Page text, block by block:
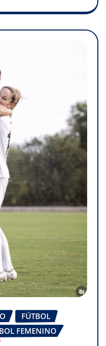
FÚTBOL
FEMENINO